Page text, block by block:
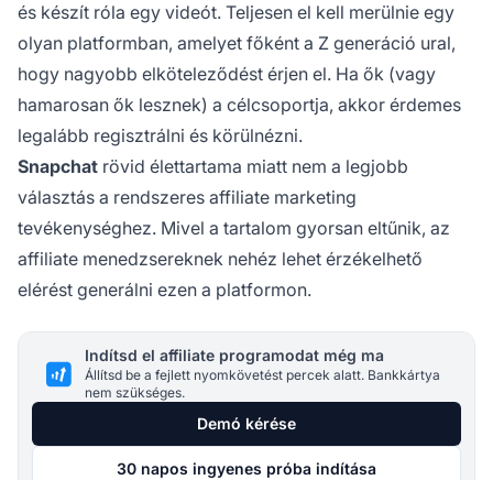
és készít róla egy videót. Teljesen el kell merülnie egy
olyan platformban, amelyet főként a Z generáció ural,
hogy nagyobb elköteleződést érjen el. Ha ők (vagy
hamarosan ők lesznek) a célcsoportja, akkor érdemes
legalább regisztrálni és körülnézni.
Snapchat rövid élettartama miatt nem a legjobb
választás a rendszeres affiliate marketing
tevékenységhez. Mivel a tartalom gyorsan eltűnik, az
affiliate menedzsereknek nehéz lehet érzékelhető
elérést generálni ezen a platformon.
Indítsd el affiliate programodat még ma
Állítsd be a fejlett nyomkövetést percek alatt. Bankkártya
nem szükséges.
Demó kérése
30 napos ingyenes próba indítása